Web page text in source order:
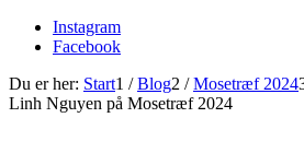
Instagram
Facebook
Du er her: Start1 / Blog2 / Mosetræf 2024
Linh Nguyen på Mosetræf 2024